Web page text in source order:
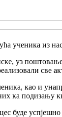
ученика из
уз
све
као и
ка подизању
буде успјешно